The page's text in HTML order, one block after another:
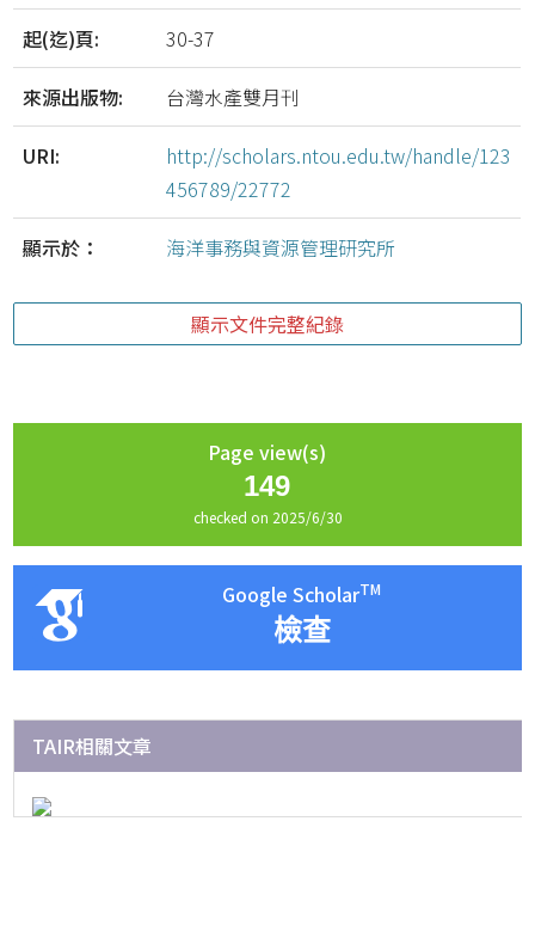
起(迄)頁: 30-37
來源出版物: 台灣水產雙月刊
URI:
http://scholars.ntou.edu.tw/handle/123
456789/22772
顯示於： 海洋事務與資源管理研究所
顯示文件完整紀錄
Page view(s)
149
checked on 2025/6/30
Google ScholarTM
檢查
TAIR相關文章